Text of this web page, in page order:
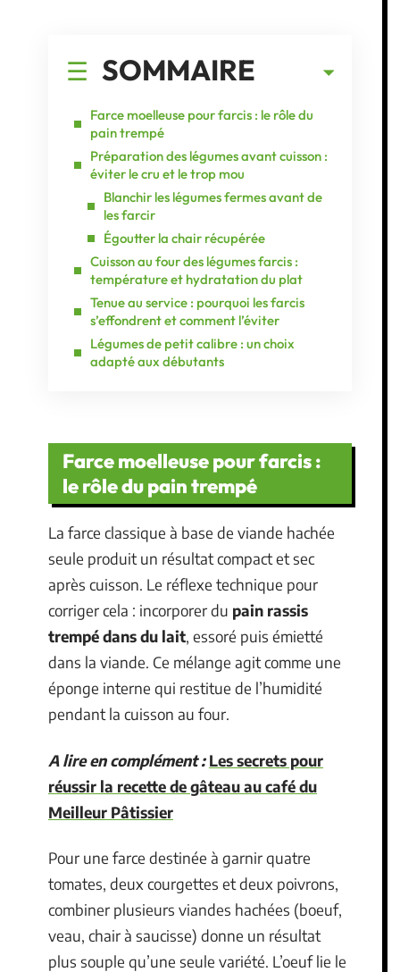
SOMMAIRE
Farce moelleuse pour farcis : le rôle du
pain trempé
Préparation des légumes avant cuisson :
éviter le cru et le trop mou
Blanchir les légumes fermes avant de
les farcir
Égoutter la chair récupérée
Cuisson au four des légumes farcis :
température et hydratation du plat
Tenue au service : pourquoi les farcis
s’effondrent et comment l’éviter
Légumes de petit calibre : un choix
adapté aux débutants
Farce moelleuse pour farcis :
le rôle du pain trempé
La farce classique à base de viande hachée
seule produit un résultat compact et sec
après cuisson. Le réflexe technique pour
corriger cela : incorporer du pain rassis
trempé dans du lait, essoré puis émietté
dans la viande. Ce mélange agit comme une
éponge interne qui restitue de l’humidité
pendant la cuisson au four.
A lire en complément : Les secrets pour
réussir la recette de gâteau au café du
Meilleur Pâtissier
Pour une farce destinée à garnir quatre
tomates, deux courgettes et deux poivrons,
combiner plusieurs viandes hachées (boeuf,
veau, chair à saucisse) donne un résultat
plus souple qu’une seule variété. L’oeuf lie le